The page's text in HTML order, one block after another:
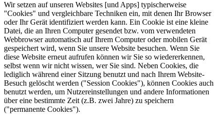
Wir setzen auf unseren Websites [und Apps] typischerweise
"Cookies" und vergleichbare Techniken ein, mit denen Ihr Browser
oder Ihr Gerät identifiziert werden kann. Ein Cookie ist eine kleine
Datei, die an Ihren Computer gesendet bzw. vom verwendeten
Webbrowser automatisch auf Ihrem Computer oder mobilen Gerät
gespeichert wird, wenn Sie unsere Website besuchen. Wenn Sie
diese Website erneut aufrufen können wir Sie so wiedererkennen,
selbst wenn wir nicht wissen, wer Sie sind. Neben Cookies, die
lediglich während einer Sitzung benutzt und nach Ihrem Website-
Besuch gelöscht werden ("Session Cookies"), können Cookies auch
benutzt werden, um Nutzereinstellungen und andere Informationen
über eine bestimmte Zeit (z.B. zwei Jahre) zu speichern
("permanente Cookies").